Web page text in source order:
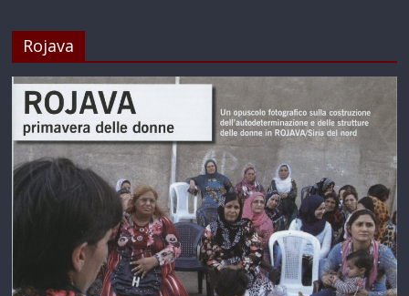
Rojava